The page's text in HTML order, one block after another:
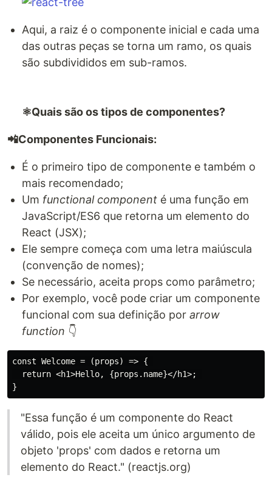
Aqui, a raiz é o componente inicial e cada uma
das outras peças se torna um ramo, os quais
são subdivididos em sub-ramos.
⚛️Quais são os tipos de componentes?
📲Componentes Funcionais:
É o primeiro tipo de componente e também o
mais recomendado;
Um functional component é uma função em
JavaScript/ES6 que retorna um elemento do
React (JSX);
Ele sempre começa com uma letra maiúscula
(convenção de nomes);
Se necessário, aceita props como parâmetro;
Por exemplo, você pode criar um componente
funcional com sua definição por arrow
function 👇
const Welcome = (props) => {
  return <h1>Hello, {props.name}</h1>;
"Essa função é um componente do React
válido, pois ele aceita um único argumento de
objeto 'props' com dados e retorna um
elemento do React." (reactjs.org)